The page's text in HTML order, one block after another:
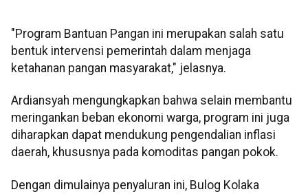
"Program Bantuan Pangan ini merupakan salah satu
bentuk intervensi pemerintah dalam menjaga
ketahanan pangan masyarakat," jelasnya.
Ardiansyah mengungkapkan bahwa selain membantu
meringankan beban ekonomi warga, program ini juga
diharapkan dapat mendukung pengendalian inflasi
daerah, khususnya pada komoditas pangan pokok.
Dengan dimulainya penyaluran ini, Bulog Kolaka